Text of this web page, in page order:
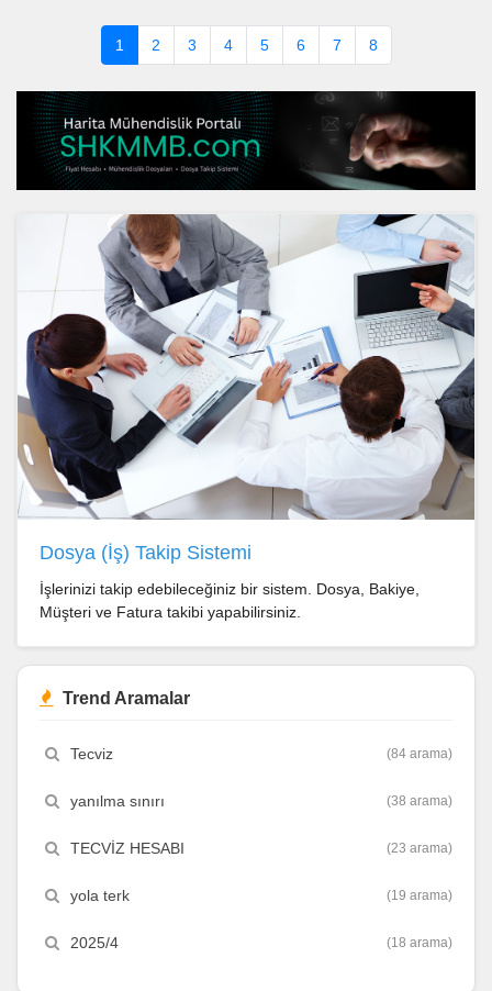
1 2 3 4 5 6 7 8
Dosya (İş) Takip Sistemi
İşlerinizi takip edebileceğiniz bir sistem. Dosya, Bakiye,
Müşteri ve Fatura takibi yapabilirsiniz.
Trend Aramalar
Tecviz (84 arama)
yanılma sınırı (38 arama)
TECVİZ HESABI (23 arama)
yola terk (19 arama)
2025/4 (18 arama)